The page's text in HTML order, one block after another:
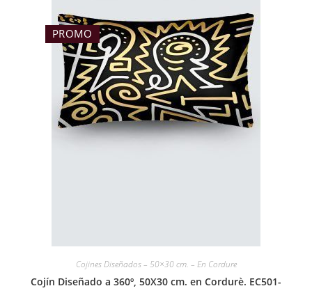
PROMO
Cojines Diseñados – 50×30 cm. – En Cordure
Cojín Diseñado a 360º, 50X30 cm. en Cordurè. EC501-